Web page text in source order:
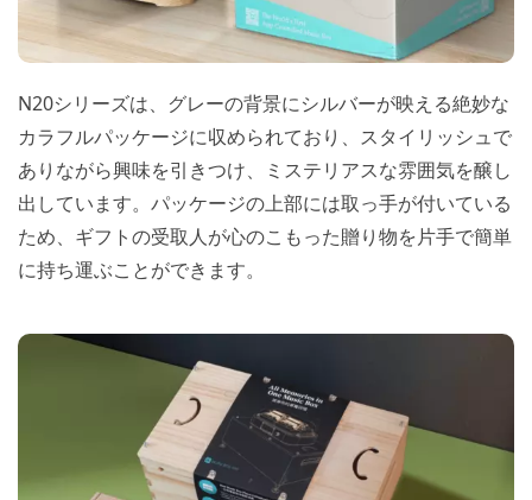
N20シリーズは、グレーの背景にシルバーが映える絶妙な
カラフルパッケージに収められており、スタイリッシュで
ありながら興味を引きつけ、ミステリアスな雰囲気を醸し
出しています。パッケージの上部には取っ手が付いている
ため、ギフトの受取人が心のこもった贈り物を片手で簡単
に持ち運ぶことができます。